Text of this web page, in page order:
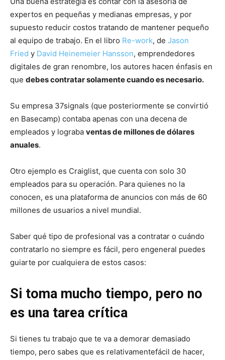
expertos en pequeñas y medianas empresas, y por
supuesto reducir costos tratando de mantener pequeño
al equipo de trabajo. En el libro Re-work, de Jason
Fried y David Heinemeier Hansson, emprendedores
digitales de gran renombre, los autores hacen énfasis en
que debes contratar solamente cuando esnecesario.
Su empresa 37signals (que posteriormente se convirtió
en Basecamp) contaba apenas con una decena de
empleados y lograba ventas de millones de dólares
anuales.
Otro ejemplo es Craiglist, que cuenta con solo 30
empleados para su operación. Para quienes no la
conocen, es una plataforma de anuncios con más de 60
millones de usuarios a nivel mundial.
Saber qué tipo de profesional vas a contratar o cuándo
contratarlo no siempre es fácil, pero engeneral puedes
guiarte por cualquiera de estos casos:
Si toma mucho tiempo, pero no
es una tarea crítica
Si tienes tu trabajo que te va a demorar demasiado
tiempo, pero sabes que es relativamentefácil de hacer,